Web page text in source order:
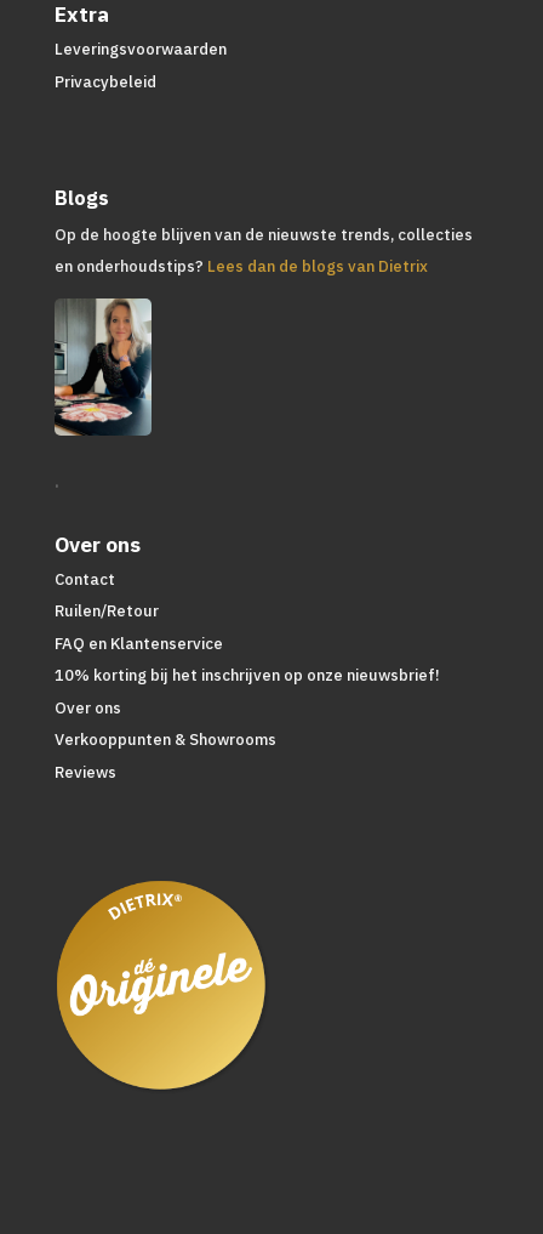
Extra
Leveringsvoorwaarden
Privacybeleid
Blogs
Op de hoogte blijven van de nieuwste trends, collecties
en onderhoudstips? Lees dan de blogs van Dietrix
.
Over ons
Contact
Ruilen/Retour
FAQ en Klantenservice
10% korting bij het inschrijven op onze nieuwsbrief!
Over ons
Verkooppunten & Showrooms
Reviews